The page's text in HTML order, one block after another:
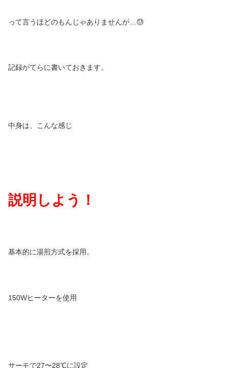
って言うほどのもんじゃありませんが…😓
記録がてらに書いておきます。
中身は、こんな感じ
説明しよう！
基本的に湯煎方式を採用。
150Wヒーターを使用
サーモで27〜28℃に設定